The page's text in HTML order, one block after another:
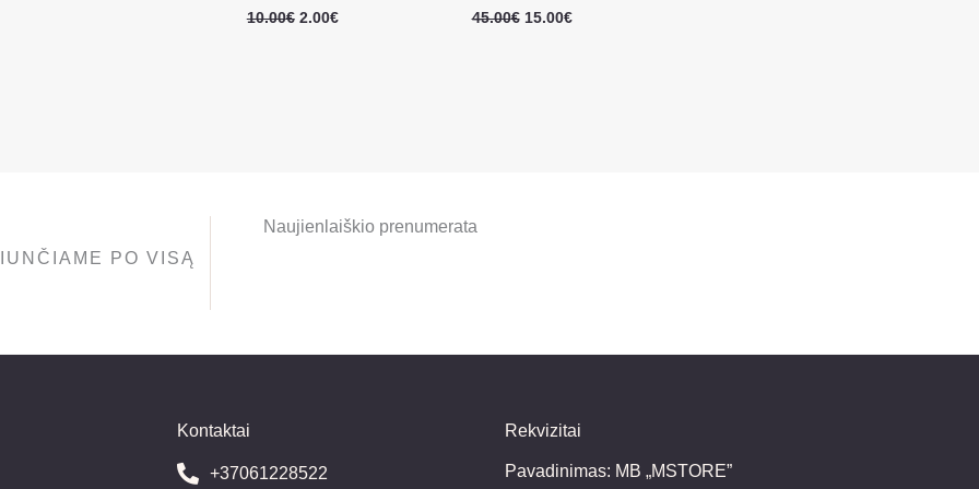
10.00€ 2.00€ 45.00€ 15.00€
PO VISĄ
Naujienlaiškio prenumerata
Kontaktai
+37061228522
Rekvizitai
Pavadinimas: MB „MSTORE”